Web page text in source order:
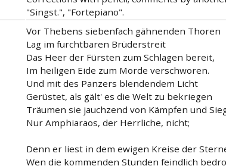
"Singst.", "Fortepiano".
Vor Thebens siebenfach gähnenden Thoren
Lag im furchtbaren Brüderstreit
Das Heer der Fürsten zum Schlagen bereit,
Im heiligen Eide zum Morde verschworen.
Und mit des Panzers blendendem Licht
Gerüstet, als gält' es die Welt zu bekriegen
Träumen sie jauchzend von Kämpfen und
Nur Amphiaraos, der Herrliche, nicht;
Denn er liest in dem ewigen Kreise der
Wen die kommenden Stunden feindlich